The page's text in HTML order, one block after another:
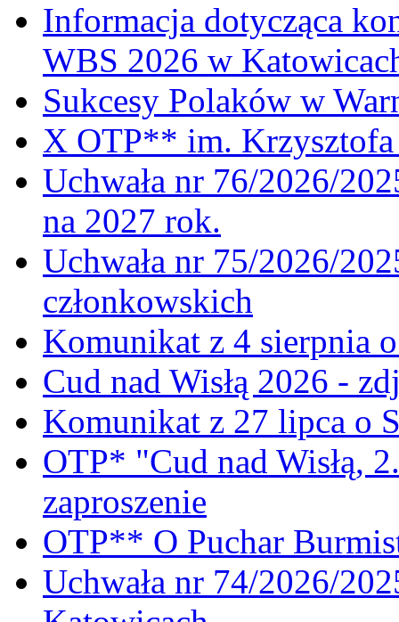
Informacja dotycząca
WBS 2026 w
Sukcesy Polaków w
X OTP** im. Krzysztofa
Uchwała nr 76/2026/
na 2027 rok.
Uchwała nr 75/2026/
członkowskich
Komunikat z 4 sierpnia
Cud nad Wisłą 2026 -
Komunikat z 27 lipca o
OTP* "Cud nad Wisłą,
zaproszenie
OTP** O Puchar
Uchwała nr 74/2026/